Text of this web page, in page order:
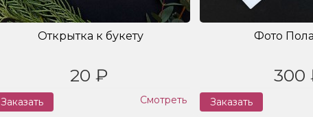
Открытка к букету
20 ₽
Заказать Смотреть
Фото
300
Заказать